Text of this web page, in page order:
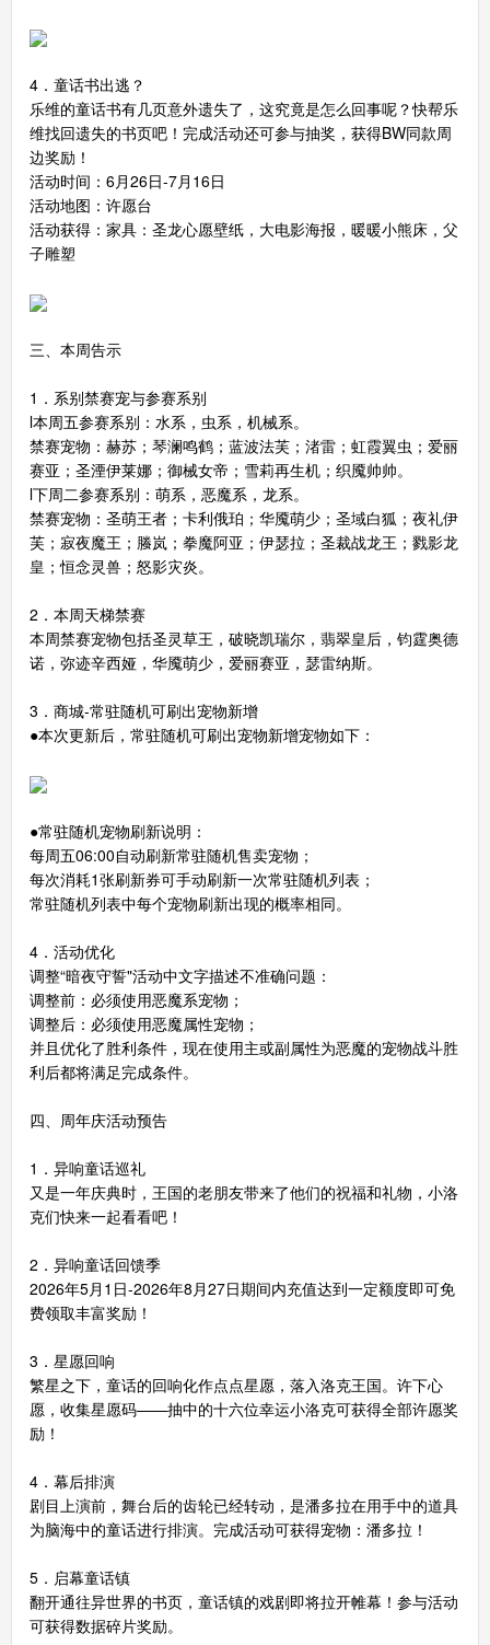
4．童话书出逃？
乐维的童话书有几页意外遗失了，这究竟是怎么回事呢？快帮乐
维找回遗失的书页吧！完成活动还可参与抽奖，获得BW同款周
边奖励！
活动时间：6月26日-7月16日
活动地图：许愿台
活动获得：家具：圣龙心愿壁纸，大电影海报，暖暖小熊床，父
子雕塑
三、本周告示
1．系别禁赛宠与参赛系别
l本周五参赛系别：水系，虫系，机械系。
禁赛宠物：赫苏；琴澜鸣鹤；蓝波法芙；渚雷；虹霞翼虫；爱丽
赛亚；圣湮伊莱娜；御械女帝；雪莉再生机；织魇帅帅。
l下周二参赛系别：萌系，恶魔系，龙系。
禁赛宠物：圣萌王者；卡利俄珀；华魇萌少；圣域白狐；夜礼伊
芙；寂夜魔王；螣岚；拳魔阿亚；伊瑟拉；圣裁战龙王；戮影龙
皇；恒念灵兽；怒影灾炎。
2．本周天梯禁赛
本周禁赛宠物包括圣灵草王，破晓凯瑞尔，翡翠皇后，钧霆奥德
诺，弥迹辛西娅，华魇萌少，爱丽赛亚，瑟雷纳斯。
3．商城-常驻随机可刷出宠物新增
●本次更新后，常驻随机可刷出宠物新增宠物如下：
●常驻随机宠物刷新说明：
每周五06:00自动刷新常驻随机售卖宠物；
每次消耗1张刷新券可手动刷新一次常驻随机列表；
常驻随机列表中每个宠物刷新出现的概率相同。
4．活动优化
调整“暗夜守誓"活动中文字描述不准确问题：
调整前：必须使用恶魔系宠物；
调整后：必须使用恶魔属性宠物；
并且优化了胜利条件，现在使用主或副属性为恶魔的宠物战斗胜
利后都将满足完成条件。
四、周年庆活动预告
1．异响童话巡礼
又是一年庆典时，王国的老朋友带来了他们的祝福和礼物，小洛
克们快来一起看看吧！
2．异响童话回馈季
2026年5月1日-2026年8月27日期间内充值达到一定额度即可免
费领取丰富奖励！
3．星愿回响
繁星之下，童话的回响化作点点星愿，落入洛克王国。许下心
愿，收集星愿码——抽中的十六位幸运小洛克可获得全部许愿奖
励！
4．幕后排演
剧目上演前，舞台后的齿轮已经转动，是潘多拉在用手中的道具
为脑海中的童话进行排演。完成活动可获得宠物：潘多拉！
5．启幕童话镇
翻开通往异世界的书页，童话镇的戏剧即将拉开帷幕！参与活动
可获得数据碎片奖励。